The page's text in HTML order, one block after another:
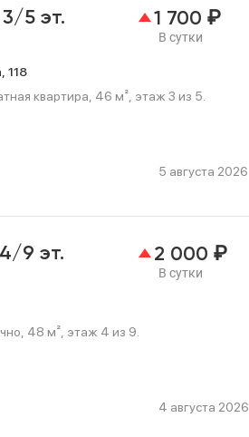
3/5 эт. 1 700 ₽
В сутки
118
квартира, 46 м², этаж 3 из 5.
5 августа 2026
4/9 эт. 2 000 ₽
В сутки
48 м², этаж 4 из 9.
4 августа 2026